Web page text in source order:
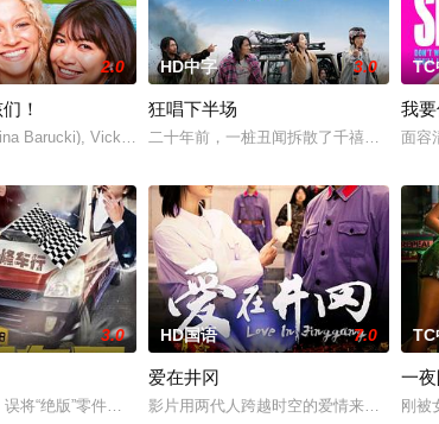
“深情画家”，步步为营接近倔强女医生李梦（李萌萌 饰）。他
2.0
！
Barucki), Vicky (Julia Novohradsky) und Le
HD中字 3.0
狂唱下半场
二十年前，一桩丑闻拆散了千禧年初期当
TC
我
面容
爱观生活观的必要性，鞭挞了追金，虚荣等错误的观念，让人
3.0
将“绝版”零件遗落盲女薛薇薇家中，为了找回丢失的东西，
HD国语 7.0
爱在井冈
影片用两代人跨越时空的爱情来演绎吉安
TC
一
刚被